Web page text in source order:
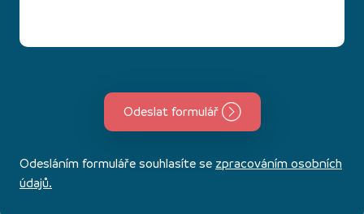
Odeslat formulář
Odesláním formuláře souhlasíte se zpracováním osobních
údajů.